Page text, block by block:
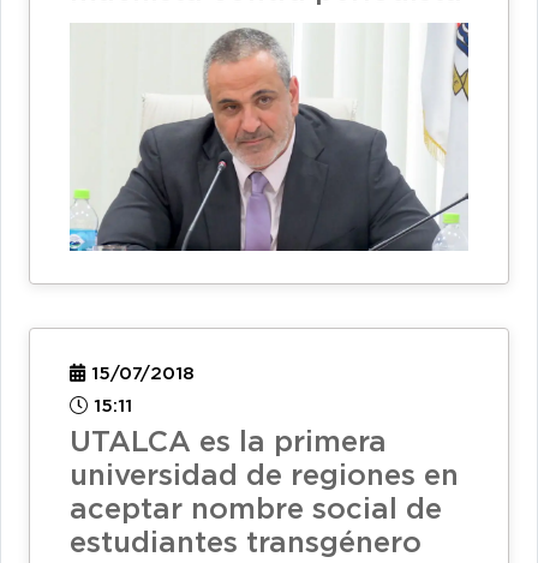
15/07/2018
15:11
UTALCA es la primera
universidad de regiones en
aceptar nombre social de
estudiantes transgénero